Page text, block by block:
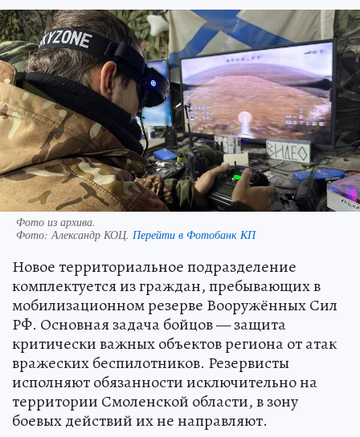
Фото из архива.
Фото:Александр КОЦ. Перейти в Фотобанк КП
Новое территориальное подразделение
комплектуется из граждан, пребывающих в
мобилизационном резерве Вооружённых Сил
РФ. Основная задача бойцов — защита
критически важных объектов региона от атак
вражеских беспилотников. Резервисты
исполняют обязанности исключительно на
территории Смоленской области, в зону
боевых действий их не направляют.